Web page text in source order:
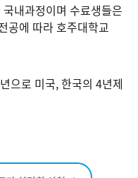
내과정이며 수료생들은
공에 따라 호주대학교
으로 미국, 한국의 4년제